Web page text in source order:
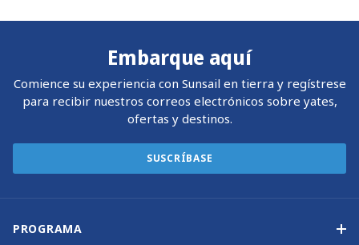
Embarque aquí
Comience su experiencia con Sunsail en tierra y regístrese
para recibir nuestros correos electrónicos sobre yates,
ofertas y destinos.
SUSCRÍBASE
PROGRAMA